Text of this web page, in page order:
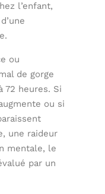
l’enfant,
ou
de gorge
72 heures. Si
ou si
une raideur
mentale, le
par un